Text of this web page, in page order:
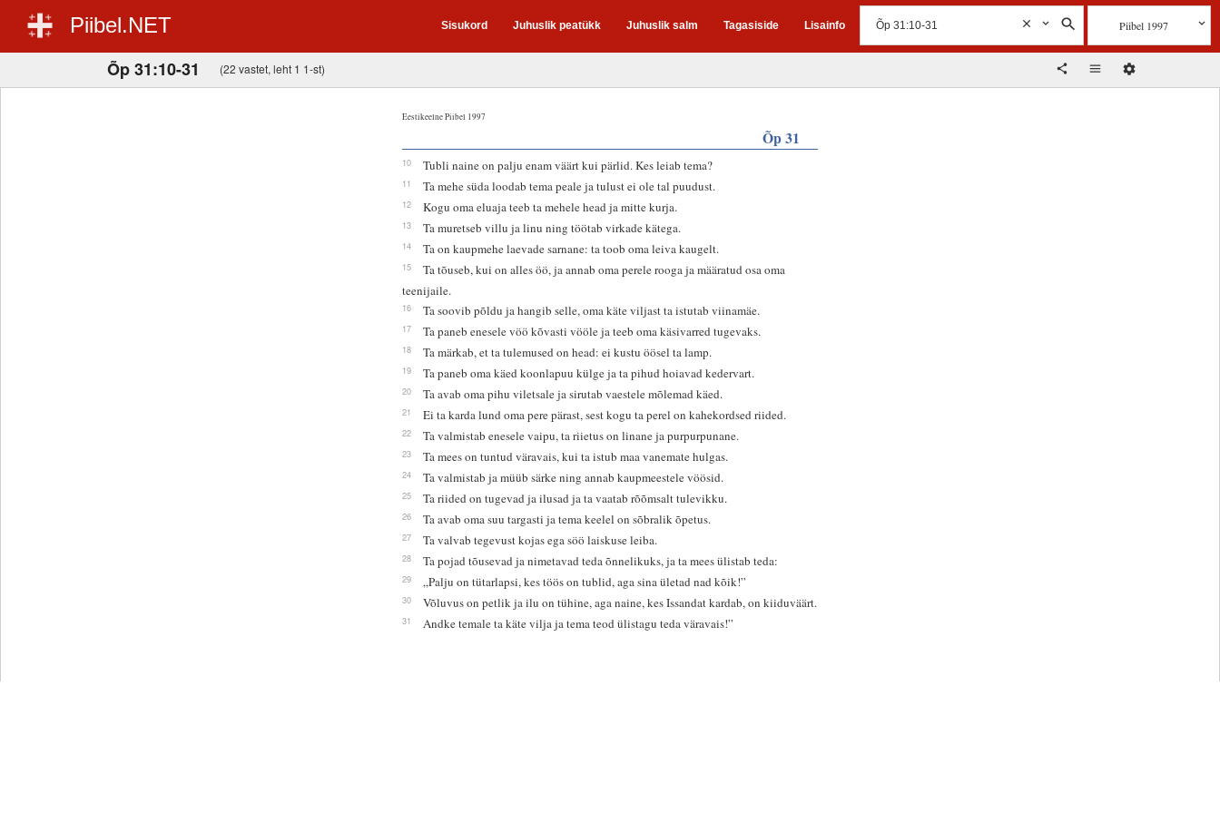
Piibel.NET Sisukord Juhuslik peatükk Juhuslik salm Tagasiside Lisainfo Piibel 1997
Õp 31:10-31 (22 vastet, leht 1 1-st)
Eestikeelne Piibel 1997
Õp 31
10 Tubli naine on palju enam väärt kui pärlid. Kes leiab tema?
11 Ta mehe süda loodab tema peale ja tulust ei ole tal puudust.
12 Kogu oma eluaja teeb ta mehele head ja mitte kurja.
13 Ta muretseb villu ja linu ning töötab virkade kätega.
14 Ta on kaupmehe laevade sarnane: ta toob oma leiva kaugelt.
15
Ta tõuseb, kui on alles öö, ja annab oma perele rooga ja määratud osa oma
teenijaile.
16 Ta soovib põldu ja hangib selle, oma käte viljast ta istutab viinamäe.
17 Ta paneb enesele vöö kõvasti vööle ja teeb oma käsivarred tugevaks.
18 Ta märkab, et ta tulemused on head: ei kustu öösel ta lamp.
19 Ta paneb oma käed koonlapuu külge ja ta pihud hoiavad kedervart.
20 Ta avab oma pihu viletsale ja sirutab vaestele mõlemad käed.
21 Ei ta karda lund oma pere pärast, sest kogu ta perel on kahekordsed riided.
22 Ta valmistab enesele vaipu, ta riietus on linane ja purpurpunane.
23 Ta mees on tuntud väravais, kui ta istub maa vanemate hulgas.
24 Ta valmistab ja müüb särke ning annab kaupmeestele vöösid.
25 Ta riided on tugevad ja ilusad ja ta vaatab rõõmsalt tulevikku.
26 Ta avab oma suu targasti ja tema keelel on sõbralik õpetus.
27 Ta valvab tegevust kojas ega söö laiskuse leiba.
28 Ta pojad tõusevad ja nimetavad teda õnnelikuks, ja ta mees ülistab teda:
29 „Palju on tütarlapsi, kes töös on tublid, aga sina ületad nad kõik!”
30 Võluvus on petlik ja ilu on tühine, aga naine, kes Issandat kardab, on kiiduväärt.
31 Andke temale ta käte vilja ja tema teod ülistagu teda väravais!”